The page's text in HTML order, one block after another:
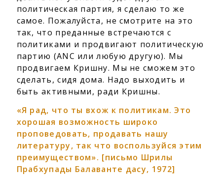
политическая партия, я сделаю то же
самое. Пожалуйста, не смотрите на это
так, что преданные встречаются с
политиками и продвигают политическую
партию (ANC или любую другую). Мы
продвигаем Кришну. Мы не сможем это
сделать, сидя дома. Надо выходить и
быть активными, ради Кришны.
«Я рад, что ты вхож к политикам. Это
хорошая возможность широко
проповедовать, продавать нашу
литературу, так что воспользуйся этим
преимуществом». [письмо Шрилы
Прабхупады Балаванте дасу, 1972]